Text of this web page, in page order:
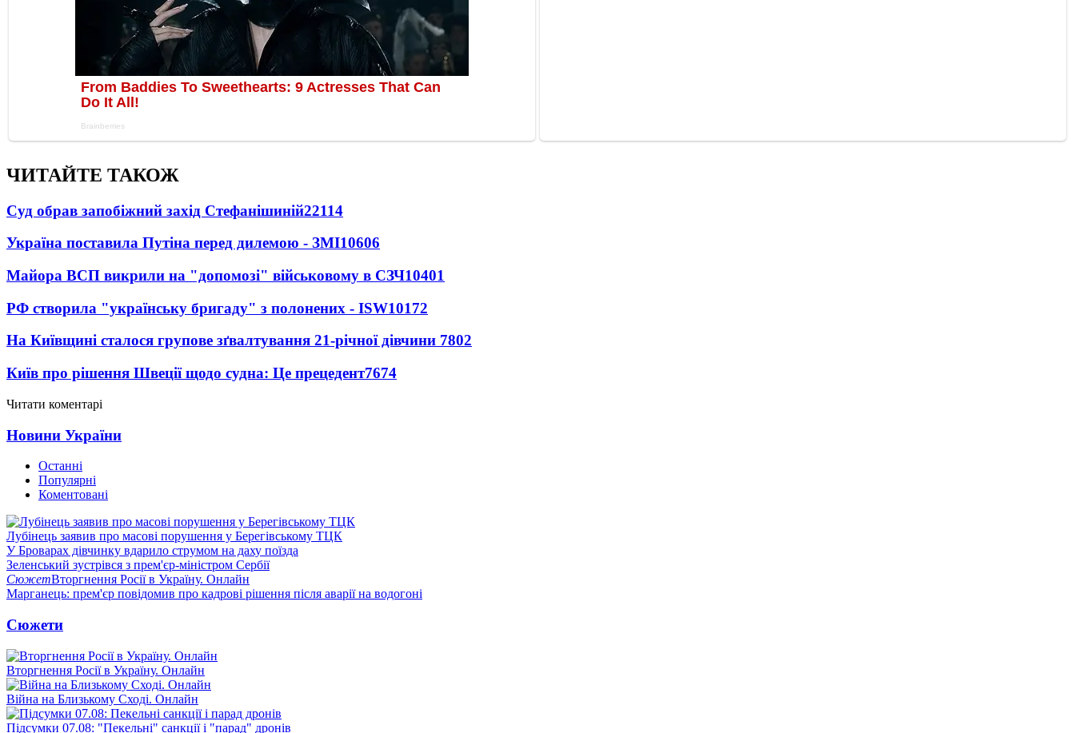
ЧИТАЙТЕ ТАКОЖ
Суд обрав запобіжний захід Стефанішиній22114
Україна поставила Путіна перед дилемою - ЗМІ10606
Майора ВСП викрили на "допомозі" військовому в СЗЧ10401
РФ створила "українську бригаду" з полонених - ISW10172
На Київщині сталося групове зґвалтування 21-річної дівчини 7802
Київ про рішення Швеції щодо судна: Це прецедент7674
Читати коментарі
Новини України
Останні
Популярні
Коментовані
Лубінець заявив про масові порушення у Берегівському ТЦК
У Броварах дівчинку вдарило струмом на даху поїзда
Зеленський зустрівся з прем'єр-міністром Сербії
СюжетВторгнення Росії в Україну. Онлайн
Марганець: прем'єр повідомив про кадрові рішення після аварії на водогоні
Сюжети
Вторгнення Росії в Україну. Онлайн
Війна на Близькому Сході. Онлайн
Підсумки 07.08: "Пекельні" санкції і "парад" дронів